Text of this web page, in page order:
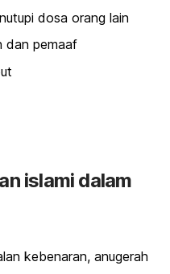
dosa orang lain
dan pemaaf
islami dalam
kebenaran, anugerah